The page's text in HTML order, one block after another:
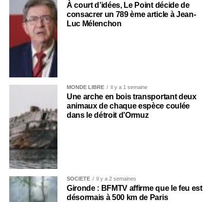
À court d’idées, Le Point décide de
consacrer un 789 ème article à Jean-
Luc Mélenchon
MONDE LIBRE Il y a 1 semaine
Une arche en bois transportant deux
animaux de chaque espèce coulée
dans le détroit d’Ormuz
SOCIÉTÉ Il y a 2 semaines
Gironde : BFMTV affirme que le feu est
désormais à 500 km de Paris